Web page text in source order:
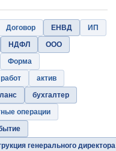
Договор ЕНВД
ИП
НДФЛ
ООО
Форма
актив
бухгалтер
операции
генерального директора